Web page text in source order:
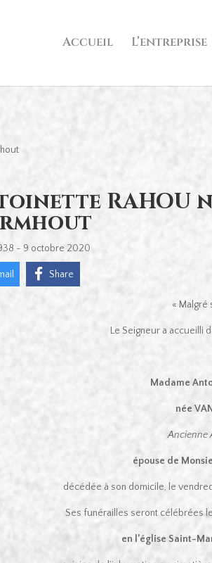
Accueil L’entreprise
RAHOU
- 9 octobre 2020
Share
« Malgré
Le Seigneur a accueilli
Madame
née
Ancienne
épouse de
décédée à son domicile, le
Ses funérailles seront célébrées le
en l’église Saint-